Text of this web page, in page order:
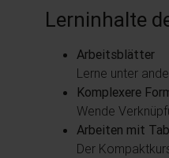
Lerninhalte
Arbeitsblätter
Lerne unter
Komplexere
Wende
Arbeiten mit
Der